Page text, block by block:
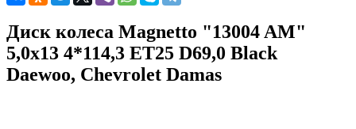
Диск колеса Magnetto "13004 AM"
5,0x13 4*114,3 ET25 D69,0 Black
Daewoo, Chevrolet Damas